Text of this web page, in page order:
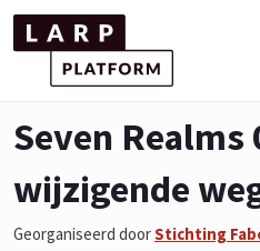
Seven Realms
wijzigende
Georganiseerd doorStichting